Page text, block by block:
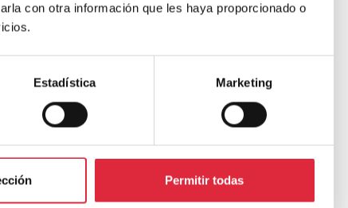
con otra información que les haya proporcionado o
Estadística Marketing
Permitir todas